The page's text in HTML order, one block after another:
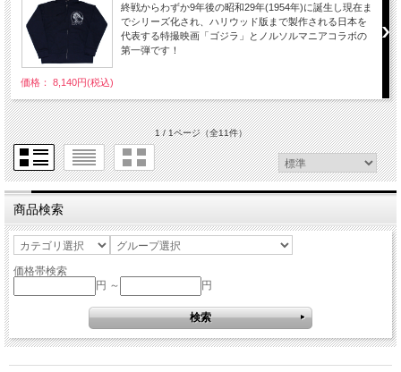
終戦からわずか9年後の昭和29年(1954年)に誕生し現在ま
でシリーズ化され、ハリウッド版まで製作される日本を
代表する特撮映画「ゴジラ」とノルソルマニアコラボの
第一弾です！
価格： 8,140円(税込)
1 / 1ページ（全11件）
商品検索
価格帯検索
円 ～
円